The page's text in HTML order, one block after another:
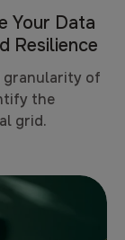
Your Data
Resilience
granularity of
the
grid.